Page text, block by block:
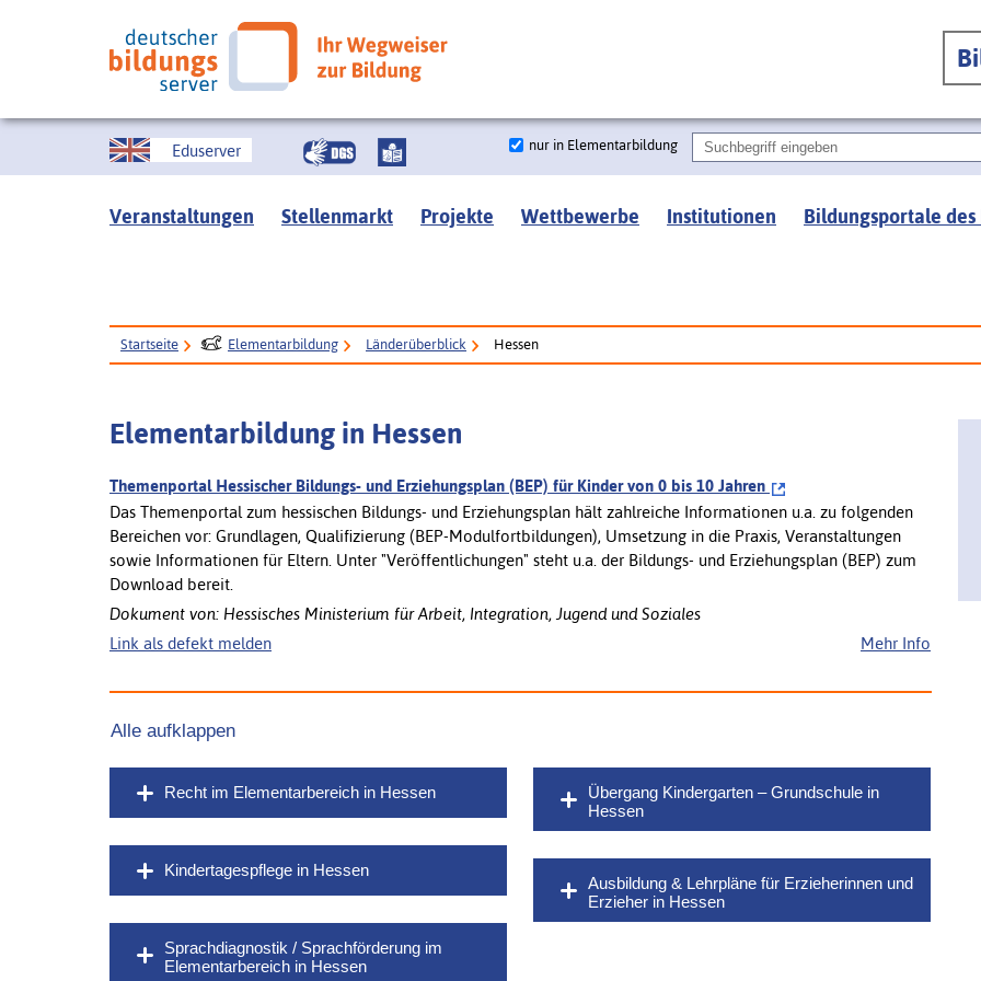
Eduserver nur in Elementarbildung
Veranstaltungen Stellenmarkt Projekte Wettbewerbe Institutionen Bildungsportale des
Startseite Elementarbildung Länderüberblick Hessen
Elementarbildung in Hessen
Themenportal Hessischer Bildungs- und Erziehungsplan (BEP) für Kinder von 0 bis 10 Jahren
Das Themenportal zum hessischen Bildungs- und Erziehungsplan hält zahlreiche Informationen u.a. zu folgenden
Bereichen vor: Grundlagen, Qualifizierung (BEP-Modulfortbildungen), Umsetzung in die Praxis, Veranstaltungen
sowie Informationen für Eltern. Unter "Veröffentlichungen" steht u.a. der Bildungs- und Erziehungsplan (BEP) zum
Download bereit.
Dokument von: Hessisches Ministerium für Arbeit, Integration, Jugend und Soziales
Mehr Info
Link als defekt melden
Alle aufklappen
Recht im Elementarbereich in Hessen
Kindertagespflege in Hessen
Sprachdiagnostik / Sprachförderung im
Elementarbereich in Hessen
Übergang Kindergarten – Grundschule in
Hessen
Ausbildung & Lehrpläne für Erzieherinnen und
Erzieher in Hessen